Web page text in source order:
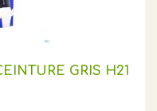
GRIS H21